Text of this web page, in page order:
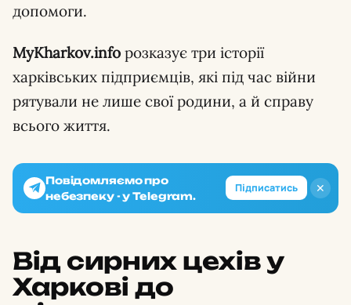
допомоги.
MyKharkov.info розказує три історії
харківських підприємців, які під час війни
рятували не лише свої родини, а й справу
всього життя.
✕
Повідомляємо про
небезпеку - у Telegram.
Підписатись
Від сирних цехів у
Харкові до